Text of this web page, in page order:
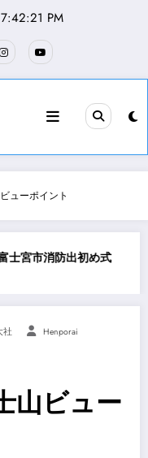
7:42:22 PM
ューポイント
め式 平成31年1月6日
社 Henporai
山ビュー